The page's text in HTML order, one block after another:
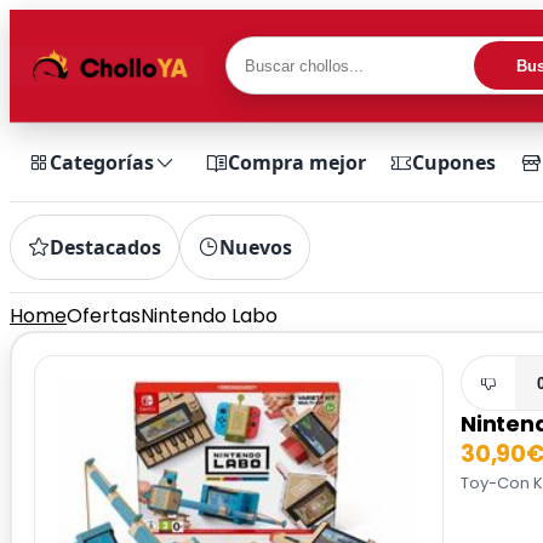
Categorías Compra mejor Cupones
Destacados Nuevos
HomeOfertasNintendo Labo